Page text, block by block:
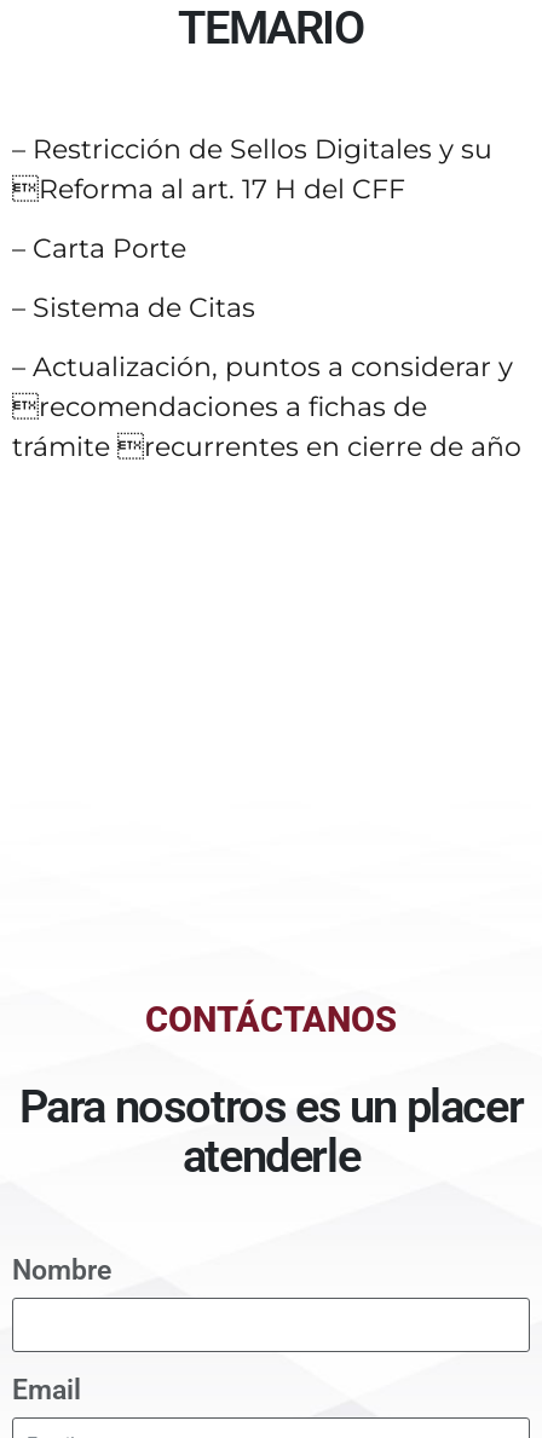
TEMARIO
– Restricción de Sellos Digitales y su
Reforma al art. 17 H del CFF
– Carta Porte
– Sistema de Citas
– Actualización, puntos a considerar y
recomendaciones a fichas de
trámite recurrentes en cierre de año
CONTÁCTANOS
Para nosotros es un placer
atenderle
Nombre
Email